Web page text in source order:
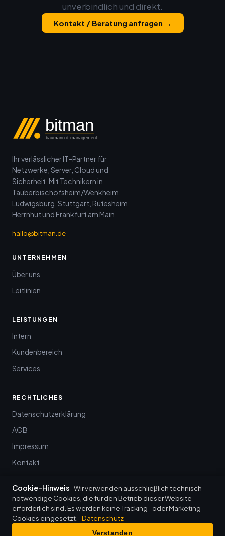
unverbindlich und direkt.
Kontakt / Beratung anfragen →
bitman
baumann it-management
Ihr verlässlicher IT-Partner für
Netzwerke, Server, Cloud und
Sicherheit. Mit Technikern in
Tauberbischofsheim/Wenkheim,
Ludwigsburg, Stuttgart, Rutesheim,
Herrnhut und Frankfurt am Main.
hallo@bitman.de
UNTERNEHMEN
Über uns
Leitlinien
LEISTUNGEN
Intern
Kundenbereich
Services
RECHTLICHES
Datenschutzerklärung
AGB
Impressum
Kontakt
© 2026 baumann it-management · Wenkheim
Datenschutz·Impressum·AGB·Login
Cookie-Hinweis Wir verwenden ausschließlich technisch
notwendige Cookies, die für den Betrieb dieser Website
erforderlich sind. Es werden keine Tracking- oder Marketing-
Cookies eingesetzt.
Datenschutz
Verstanden